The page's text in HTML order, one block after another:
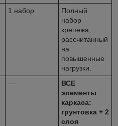
1 набор
Полный
набор
крепежа,
рассчитанный
на
повышенные
нагрузки.
—
ВСЕ
элементы
каркаса:
грунтовка + 2
слоя